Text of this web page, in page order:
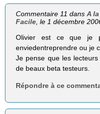
Commentaire 11 dansA
Facile, le 1 décembre
Olivier est ce que je
enviedentreprendre ou je
Je pense que les
de beaux beta testeurs.
Répondre à ce